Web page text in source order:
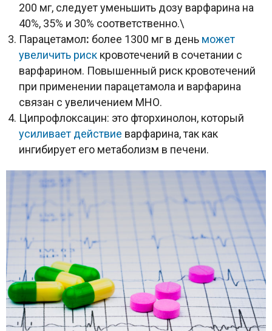
200 мг, следует уменьшить дозу варфарина на
40%, 35% и 30% соответственно.\
Парацетамол: более 1300 мг в день может
увеличить риск кровотечений в сочетании с
варфарином. Повышенный риск кровотечений
при применении парацетамола и варфарина
связан с увеличением МНО.
Ципрофлоксацин: это фторхинолон, который
усиливает действие варфарина, так как
ингибирует его метаболизм в печени.